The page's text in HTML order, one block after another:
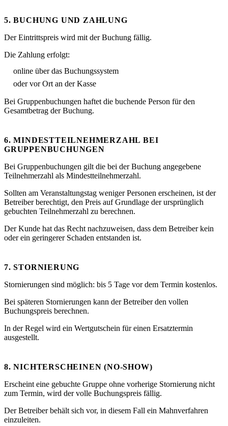
5. BUCHUNG UND ZAHLUNG
Der Eintrittspreis wird mit der Buchung fällig.
Die Zahlung erfolgt:
online über das Buchungssystem
oder vor Ort an der Kasse
Bei Gruppenbuchungen haftet die buchende Person für den
Gesamtbetrag der Buchung.
6. MINDESTTEILNEHMERZAHL BEI
GRUPPENBUCHUNGEN
Bei Gruppenbuchungen gilt die bei der Buchung angegebene
Teilnehmerzahl als Mindestteilnehmerzahl.
Sollten am Veranstaltungstag weniger Personen erscheinen, ist der
Betreiber berechtigt, den Preis auf Grundlage der ursprünglich
gebuchten Teilnehmerzahl zu berechnen.
Der Kunde hat das Recht nachzuweisen, dass dem Betreiber kein
oder ein geringerer Schaden entstanden ist.
7. STORNIERUNG
Stornierungen sind möglich: bis 5 Tage vor dem Termin kostenlos.
Bei späteren Stornierungen kann der Betreiber den vollen
Buchungspreis berechnen.
In der Regel wird ein Wertgutschein für einen Ersatztermin
ausgestellt.
8. NICHTERSCHEINEN (NO-SHOW)
Erscheint eine gebuchte Gruppe ohne vorherige Stornierung nicht
zum Termin, wird der volle Buchungspreis fällig.
Der Betreiber behält sich vor, in diesem Fall ein Mahnverfahren
einzuleiten.